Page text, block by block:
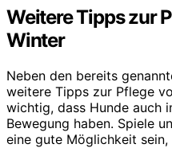
Weitere Tipps zur
Winter
Neben den bereits
weitere Tipps zur Pflege
wichtig, dass Hunde auch
Bewegung haben. Spiele
eine gute Möglichkeit